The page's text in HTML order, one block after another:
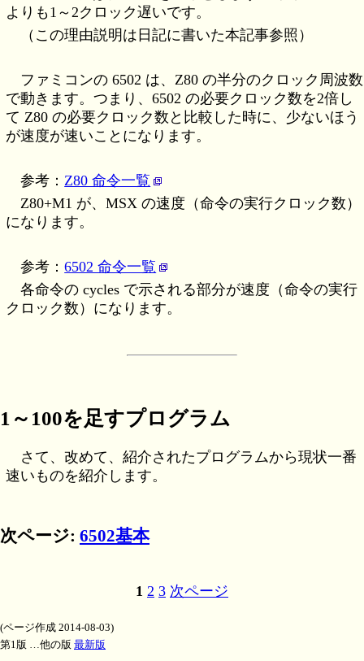
よりも1～2クロック遅いです。
（この理由説明は日記に書いた本記事参照）
ファミコンの 6502 は、Z80 の半分のクロック周波数
で動きます。つまり、6502 の必要クロック数を2倍し
て Z80 の必要クロック数と比較した時に、少ないほう
が速度が速いことになります。
参考： Z80 命令一覧
Z80+M1 が、MSX の速度（命令の実行クロック数）
になります。
参考：6502 命令一覧
各命令の cycles で示される部分が速度（命令の実行
クロック数）になります。
1～100を足すプログラム
さて、改めて、紹介されたプログラムから現状一番
速いものを紹介します。
次ページ: 6502基本
1 2 3 次ページ
(ページ作成 2014-08-03)
第1版 …他の版 最新版